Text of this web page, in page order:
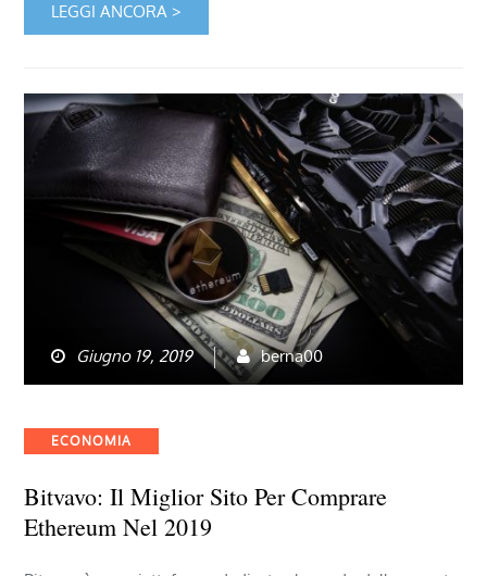
LEGGI ANCORA >
Giugno 19, 2019 berna00
Categories
ECONOMIA
Bitvavo: Il Miglior Sito Per Comprare
Ethereum Nel 2019